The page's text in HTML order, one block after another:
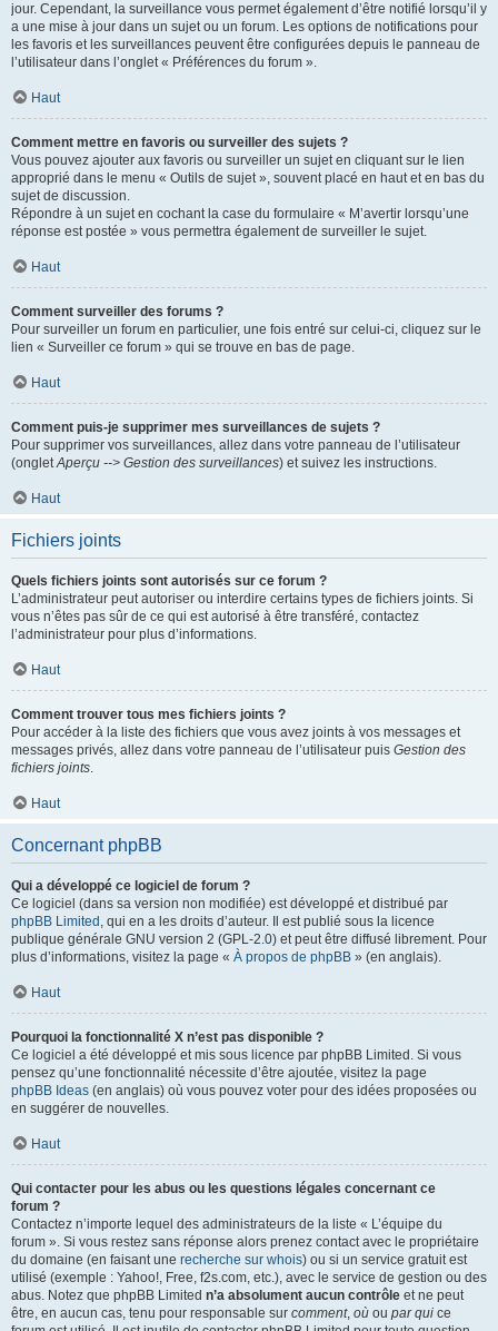
jour. Cependant, la surveillance vous permet également d’être notifié lorsqu’il y
a une mise à jour dans un sujet ou un forum. Les options de notifications pour
les favoris et les surveillances peuvent être configurées depuis le panneau de
l’utilisateur dans l’onglet « Préférences du forum ».
Haut
Comment mettre en favoris ou surveiller des sujets ?
Vous pouvez ajouter aux favoris ou surveiller un sujet en cliquant sur le lien
approprié dans le menu « Outils de sujet », souvent placé en haut et en bas du
sujet de discussion.
Répondre à un sujet en cochant la case du formulaire « M’avertir lorsqu’une
réponse est postée » vous permettra également de surveiller le sujet.
Haut
Comment surveiller des forums ?
Pour surveiller un forum en particulier, une fois entré sur celui-ci, cliquez sur le
lien « Surveiller ce forum » qui se trouve en bas de page.
Haut
Comment puis-je supprimer mes surveillances de sujets ?
Pour supprimer vos surveillances, allez dans votre panneau de l’utilisateur
(ongletAperçu --> Gestion des surveillances) et suivez les instructions.
Haut
Fichiers joints
Quels fichiers joints sont autorisés sur ce forum ?
L’administrateur peut autoriser ou interdire certains types de fichiers joints. Si
vous n’êtes pas sûr de ce qui est autorisé à être transféré, contactez
l’administrateur pour plus d’informations.
Haut
Comment trouver tous mes fichiers joints ?
Pour accéder à la liste des fichiers que vous avez joints à vos messages et
messages privés, allez dans votre panneau de l’utilisateur puis Gestion des
fichiers joints.
Haut
Concernant phpBB
Qui a développé ce logiciel de forum ?
Ce logiciel (dans sa version non modifiée) est développé et distribué par
phpBB Limited , qui en a les droits d’auteur. Il est publié sous la licence
publique générale GNU version 2 (GPL-2.0) et peut être diffusé librement. Pour
plus d’informations, visitez la page « À propos de phpBB » (en anglais).
Haut
Pourquoi la fonctionnalité X n’est pas disponible ?
Ce logiciel a été développé et mis sous licence par phpBB Limited. Si vous
pensez qu’une fonctionnalité nécessite d’être ajoutée, visitez la page
phpBB Ideas (en anglais) où vous pouvez voter pour des idées proposées ou
en suggérer de nouvelles.
Haut
Qui contacter pour les abus ou les questions légales concernant ce
forum ?
Contactez n’importe lequel des administrateurs de la liste « L’équipe du
forum ». Si vous restez sans réponse alors prenez contact avec le propriétaire
du domaine (en faisant une recherche sur whois) ou si un service gratuit est
utilisé (exemple : Yahoo!, Free, f2s.com, etc.), avec le service de gestion ou des
abus. Notez que phpBB Limited n’a absolument aucun contrôle et ne peut
être, en aucun cas, tenu pour responsable sur comment, où ou par qui ce